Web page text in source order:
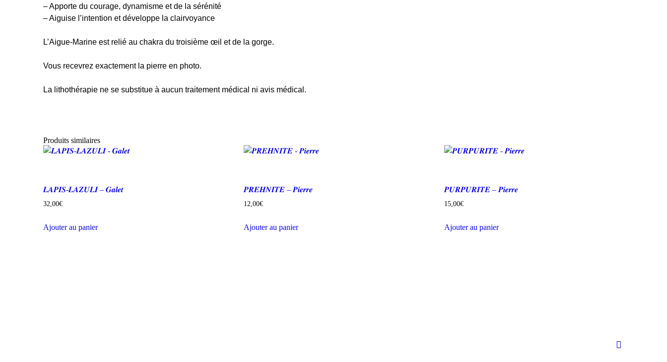
– Apporte du courage, dynamisme et de la sérénité
– Aiguise l’intention et développe la clairvoyance
L’Aigue-Marine est relié au chakra du troisième œil et de la gorge.
Vous recevrez exactement la pierre en photo.
La lithothérapie ne se substitue à aucun traitement médical ni avis médical.
Produits similaires
𝑳𝑨𝑷𝑰𝑺-𝑳𝑨𝒁𝑼𝑳𝑰 – 𝑮𝒂𝒍𝒆𝒕
32,00€
Ajouter au panier
𝑷𝑹𝑬𝑯𝑵𝑰𝑻𝑬 – 𝑷𝒊𝒆𝒓𝒓𝒆
12,00€
Ajouter au panier
𝑷𝑼𝑹𝑷𝑼𝑹𝑰𝑻𝑬 – 𝑷𝒊𝒆𝒓𝒓𝒆
15,00€
Ajouter au panier